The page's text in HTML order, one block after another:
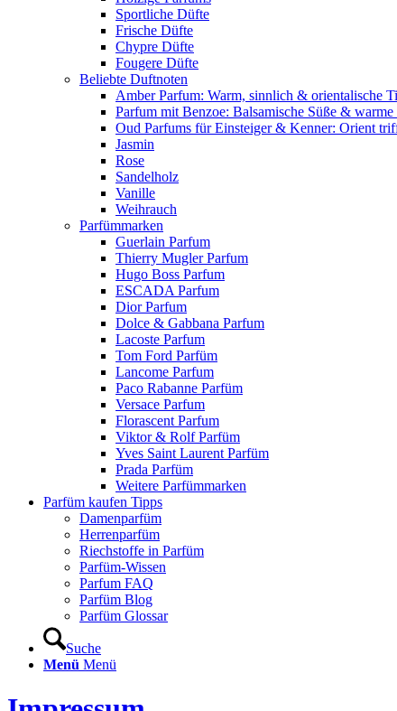
Sportliche Düfte
Frische Düfte
Chypre Düfte
Fougere Düfte
Beliebte Duftnoten
Amber Parfum: Warm, sinnlich & orientalische
Parfum mit Benzoe: Balsamische Süße & warme
Oud Parfums für Einsteiger & Kenner: Orient
Jasmin
Rose
Sandelholz
Vanille
Weihrauch
Parfümmarken
Guerlain Parfum
Thierry Mugler Parfum
Hugo Boss Parfum
ESCADA Parfum
Dior Parfum
Dolce & Gabbana Parfum
Lacoste Parfum
Tom Ford Parfüm
Lancome Parfum
Paco Rabanne Parfüm
Versace Parfum
Florascent Parfum
Viktor & Rolf Parfüm
Yves Saint Laurent Parfüm
Prada Parfüm
Weitere Parfümmarken
Parfüm kaufen Tipps
Damenparfüm
Herrenparfüm
Riechstoffe in Parfüm
Parfüm-Wissen
Parfum FAQ
Parfüm Blog
Parfüm Glossar
Suche
Menü Menü